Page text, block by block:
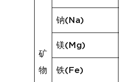
矿
物
钠(Na)
镁(Mg)
铁(Fe)